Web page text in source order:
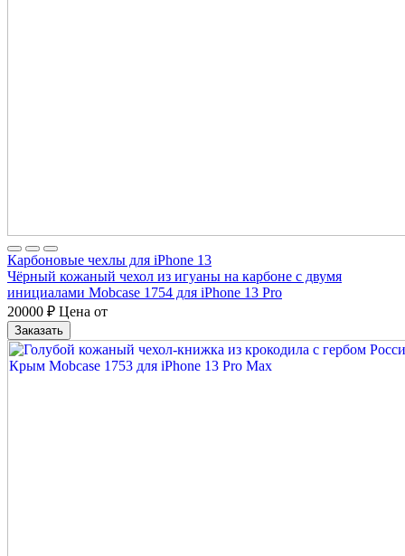
Карбоновые чехлы для iPhone 13
Чёрный кожаный чехол из игуаны на карбоне с двумя
инициалами Mobcase 1754 для iPhone 13 Pro
20000 ₽ Цена от
Заказать